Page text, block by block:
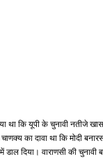
था कि यूपी के चुनावी नतीजे
का दावा था कि मोदी
दिया। वाराणसी की चुनावी